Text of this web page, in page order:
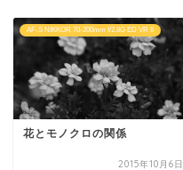
AF-S NIKKOR 70-200mm f/2.8G ED VR II
花とモノクロの関係
2015年10月6日